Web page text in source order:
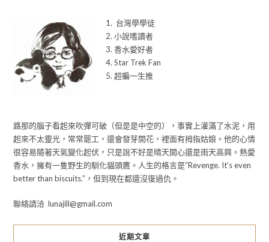
1. 台灣學學徒
2. 小說嗜讀者
3. 香水愛好者
4. Star Trek Fan
5. 超蝙一生推
路那的腦子看起來吹彈可破（但是是中空的），事實上灌滿了水泥，用
起來不太靈光，常常罷工，還會發芽開花，裡面有拇指姑娘。他的心情
很容易隨著天氣變化起伏，只是說不好是晴天開心還是雨天高興。熱愛
香水，擁有一隻野生的馴化貓頭鷹。人生的格言是”Revenge. It’s even
better than biscuits.”，但到現在都還沒復過仇。
聯絡請洽 lunajill@gmail.com
近期文章